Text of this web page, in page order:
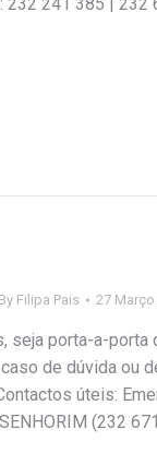
232 241 385 | 232
By Filipa Pais 27 Março
seja porta-a-porta
de dúvida ou
úteis:
(232